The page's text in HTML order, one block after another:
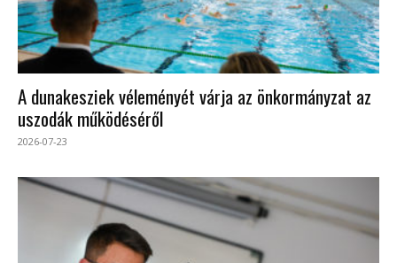
A dunakesziek véleményét várja az önkormányzat az
uszodák működéséről
2026-07-23